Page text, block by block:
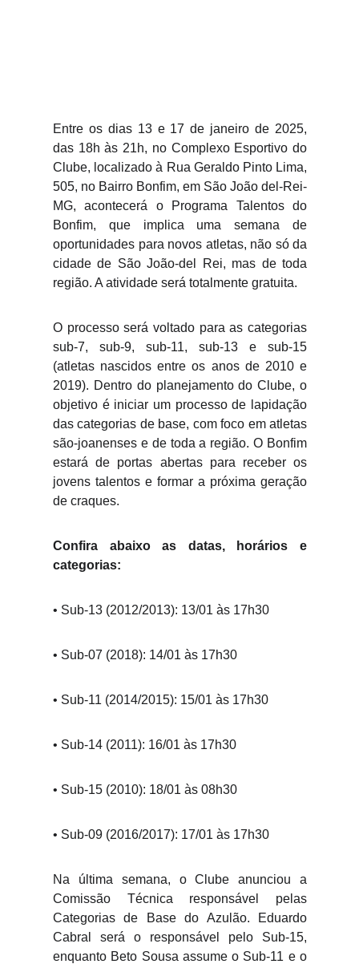
Entre os dias 13 e 17 de janeiro de 2025,
das 18h às 21h, no Complexo Esportivo do
Clube, localizado à Rua Geraldo Pinto Lima,
505, no Bairro Bonfim, em São João del-Rei-
MG, acontecerá o Programa Talentos do
Bonfim, que implica uma semana de
oportunidades para novos atletas, não só da
cidade de São João-del Rei, mas de toda
região. A atividade será totalmente gratuita.
O processo será voltado para as categorias
sub-7, sub-9, sub-11, sub-13 e sub-15
(atletas nascidos entre os anos de 2010 e
2019). Dentro do planejamento do Clube, o
objetivo é iniciar um processo de lapidação
das categorias de base, com foco em atletas
são-joanenses e de toda a região. O Bonfim
estará de portas abertas para receber os
jovens talentos e formar a próxima geração
de craques.
Confira abaixo as datas, horários e
categorias:
• Sub-13 (2012/2013): 13/01 às 17h30
• Sub-07 (2018): 14/01 às 17h30
• Sub-11 (2014/2015): 15/01 às 17h30
• Sub-14 (2011): 16/01 às 17h30
• Sub-15 (2010): 18/01 às 08h30
• Sub-09 (2016/2017): 17/01 às 17h30
Na última semana, o Clube anunciou a
Comissão Técnica responsável pelas
Categorias de Base do Azulão. Eduardo
Cabral será o responsável pelo Sub-15,
enquanto Beto Sousa assume o Sub-11 e o